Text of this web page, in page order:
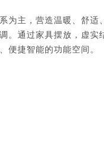
为主，营造温暖、舒
。通过家具摆放，虚
便捷智能的功能空间。